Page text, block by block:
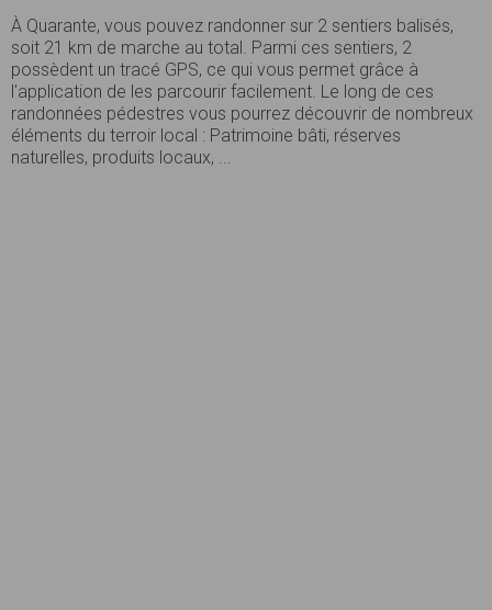
À Quarante, vous pouvez randonner sur 2 sentiers balisés,
soit 21 km de marche au total. Parmi ces sentiers, 2
possèdent un tracé GPS, ce qui vous permet grâce à
l'application de les parcourir facilement. Le long de ces
randonnées pédestres vous pourrez découvrir de nombreux
éléments du terroir local : Patrimoine bâti, réserves
naturelles, produits locaux, ...